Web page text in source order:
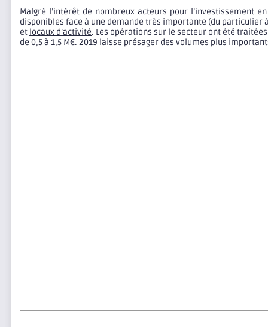
Malgré l’intérêt de nombreux acteurs pour l’investissement
disponibles face à une demande très importante (du particulier
et locaux d’activité. Les opérations sur le secteur ont été
de 0,5 à 1,5 M€. 2019 laisse présager des volumes plus